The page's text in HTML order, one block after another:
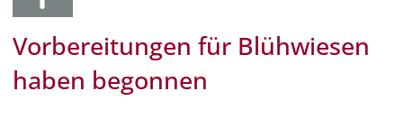
Vorbereitungen für Blühwiesen
haben begonnen